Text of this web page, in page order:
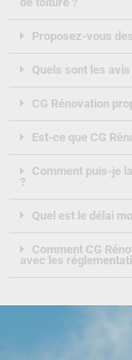
Proposez-vous
Quels sont les
CG Rénovation
Est-ce que CG
Comment puis-je
?
Quel est le délai
Comment CG
avec les